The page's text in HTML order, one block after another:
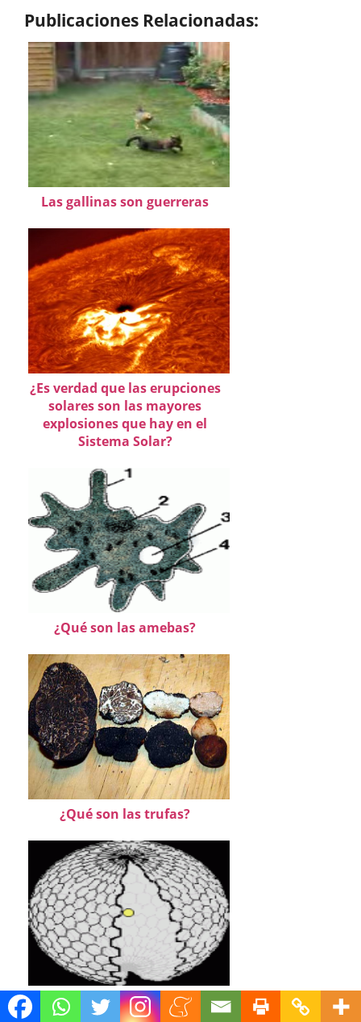
Publicaciones Relacionadas:
Las gallinas son guerreras
¿Es verdad que las erupciones
solares son las mayores
explosiones que hay en el
Sistema Solar?
¿Qué son las amebas?
¿Qué son las trufas?
¿Qué son las esferas de Dyson?